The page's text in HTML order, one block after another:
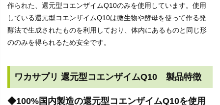
作られた、還元型コエンザイムQ10のみを使用しています。使用
している還元型コエンザイムQ10は微生物や酵母を使って作る発
酵法で生成されたものを利用しており、体内にあるものと同じ形
ののみを得られるため安全です。
ワカサプリ 還元型コエンザイムQ10 製品特徴
◆100%国内製造の還元型コエンザイムQ10を使用